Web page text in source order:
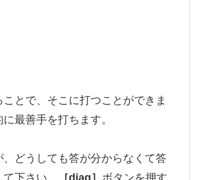
ことで、そこに打つことができま
最善手を打ちます。
どうしても答が分からなくて答
下さい。
［diag］ ボタンを押す